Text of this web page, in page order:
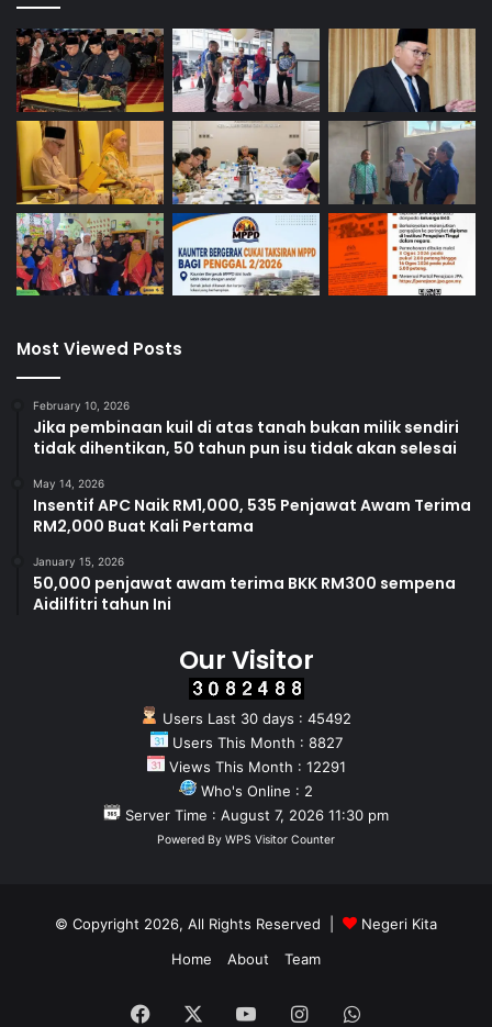
Most Viewed Posts
February 10, 2026
Jika pembinaan kuil di atas tanah bukan milik sendiri
tidak dihentikan, 50 tahun pun isu tidak akan selesai
May 14, 2026
Insentif APC Naik RM1,000, 535 Penjawat Awam Terima
RM2,000 Buat Kali Pertama
January 15, 2026
50,000 penjawat awam terima BKK RM300 sempena
Aidilfitri tahun Ini
Our Visitor
Users Last 30 days : 45492
Users This Month : 8827
Views This Month : 12291
Who's Online : 2
Server Time : August 7, 2026 11:30 pm
Powered By WPS Visitor Counter
© Copyright 2026, All Rights Reserved |
Negeri Kita
Home
About Team
Facebook YouTubeInstagramWhatsApp